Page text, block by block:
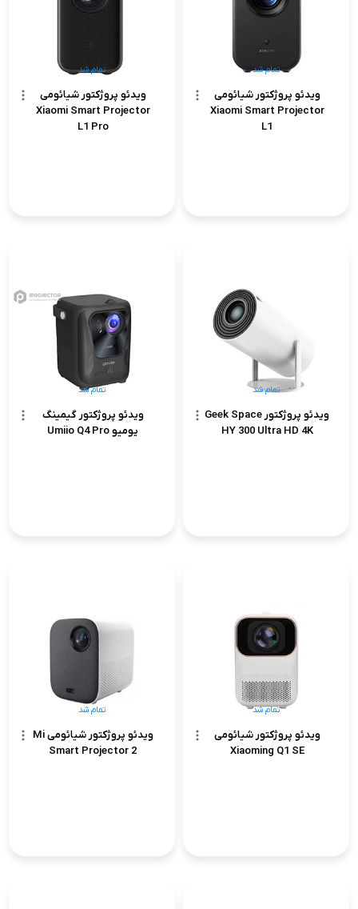
ویدئو پروژکتور شیائومی
Xiaomi Smart Projector
L1
تمام شد
ویدئو پروژکتور شیائومی
Xiaomi Smart Projector
L1 Pro
تمام شد
ویدئو پروژکتور Geek Space
HY 300 Ultra HD 4K
تمام شد
ویدئو پروژکتور گیمینگ
یومیو Umiio Q4 Pro
تمام شد
ویدئو پروژکتور شیائومی
Xiaoming Q1 SE
تمام شد
ویدئو پروژکتور شیائومی Mi
Smart Projector 2
تمام شد